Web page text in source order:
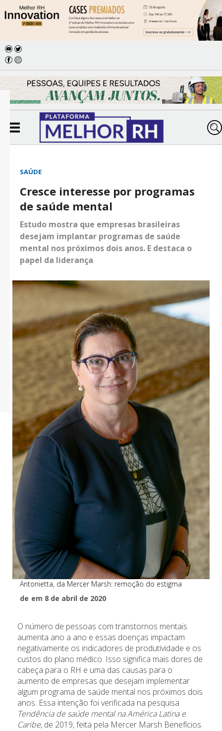
SAÚDE
Cresce interesse por programas
de saúde mental
Estudo mostra que empresas brasileiras
desejam implantar programas de saúde
mental nos próximos dois anos. E destaca o
papel da liderança
Antonietta, da Mercer Marsh: remoção do estigma
de em 8 de abril de 2020
O número de pessoas com transtornos mentais
aumenta ano a ano e essas doenças impactam
negativamente os indicadores de produtividade e os
custos do plano médico. Isso significa mais dores de
cabeça para o RH e uma das causas para o
aumento de empresas que desejam implementar
algum programa de saúde mental nos próximos dois
anos. Essa intenção foi verificada na pesquisa
Tendência de saúde mental na América Latina e
Caribe, de 2019, feita pela Mercer Marsh Benefícios.